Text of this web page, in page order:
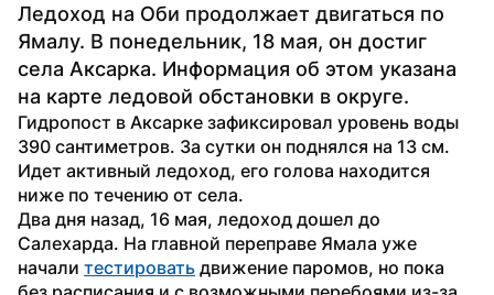
Ледоход на Оби продолжает двигаться по
Ямалу. В понедельник, 18 мая, он достиг
села Аксарка. Информация об этом указана
на карте ледовой обстановки в округе.
Гидропост в Аксарке зафиксировал уровень воды
390 сантиметров. За сутки он поднялся на 13 см.
Идет активный ледоход, его голова находится
ниже по течению от села.
Два дня назад, 16 мая, ледоход дошел до
Салехарда. На главной переправе Ямала уже
начали тестировать движение паромов, но пока